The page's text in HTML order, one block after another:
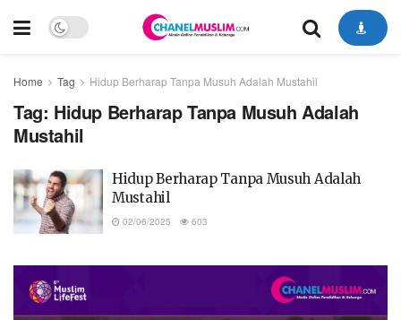
Home Tag Hidup Berharap Tanpa Musuh Adalah Mustahil
Tag: Hidup Berharap Tanpa Musuh Adalah
Mustahil
Hidup Berharap Tanpa Musuh Adalah
Mustahil
02/06/2025 603